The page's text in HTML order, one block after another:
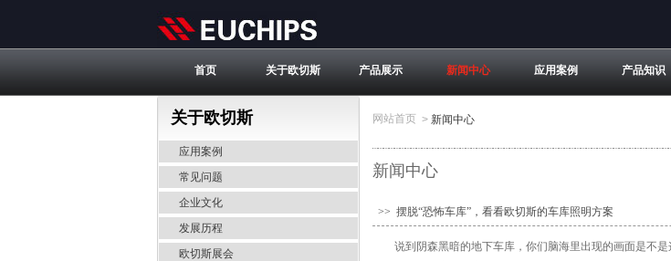
首页 关于欧切斯 产品展示 新闻中心 应用案例 产品知识
关于欧切斯
应用案例
常见问题
企业文化
发展历程
欧切斯展会
网站首页 > 新闻中心
新闻中心
>> 摆脱“恐怖车库”，看看欧切斯的车库照明方案
说到阴森黑暗的地下车库，你们脑海里出现的画面是不